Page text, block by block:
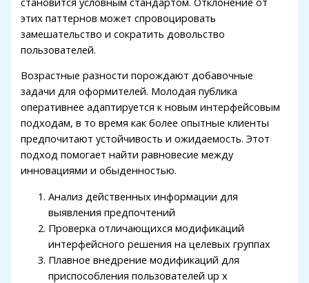
этих паттернов может спровоцировать
замешательство и сократить довольство
пользователей.
Возрастные разности порождают добавочные
задачи для оформителей. Молодая публика
оперативнее адаптируется к новым интерфейсовым
подходам, в то время как более опытные клиенты
предпочитают устойчивость и ожидаемость. Этот
подход помогает найти равновесие между
инновациями и обыденностью.
Анализ действенных информации для
выявления предпочтений
Проверка отличающихся модификаций
интерфейсного решения на целевых группах
Плавное внедрение модификаций для
приспособления пользователей up x